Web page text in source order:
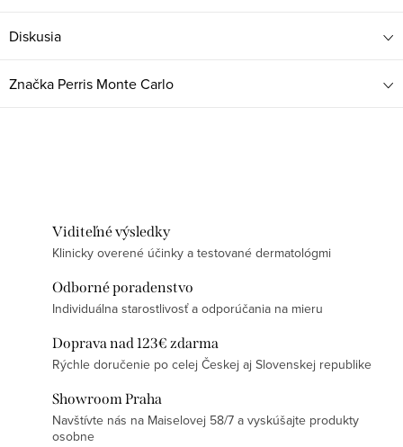
Diskusia
Značka Perris Monte Carlo
Viditeľné výsledky
Klinicky overené účinky a testované dermatológmi
Odborné poradenstvo
Individuálna starostlivosť a odporúčania na mieru
Doprava nad 123€ zdarma
Rýchle doručenie po celej Českej aj Slovenskej republike
Showroom Praha
Navštívte nás na Maiselovej 58/7 a vyskúšajte produkty
osobne